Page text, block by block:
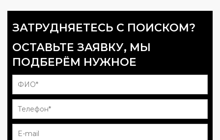
ЗАТРУДНЯЕТЕСЬ С ПОИСКОМ?
ОСТАВЬТЕ ЗАЯВКУ, МЫ
ПОДБЕРЁМ НУЖНОЕ